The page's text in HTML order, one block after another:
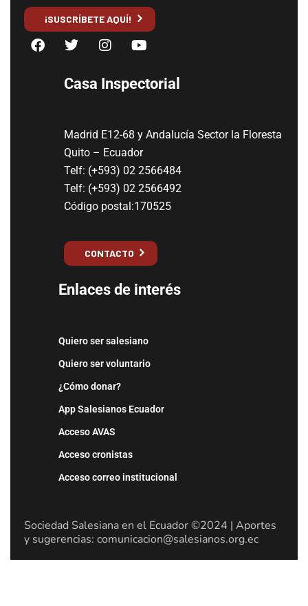
¡SUSCRÍBETE AQUÍ!
Casa Inspectorial
Madrid E12-68 y Andalucía Sector la Floresta
Quito – Ecuador
Telf: (+593) 02 2566484
Telf: (+593) 02 2566492
Código postal:170525
CONTACTO
Enlaces de interés
Quiero ser salesiano
Quiero ser voluntario
¿Cómo donar?
App Salesianos Ecuador
Acceso AVAS
Acceso cronistas
Acceso correo institucional
Sociedad Salesiana en el Ecuador ©2024 | Aportes
y sugerencias: comunicacion@salesianos.org.ec